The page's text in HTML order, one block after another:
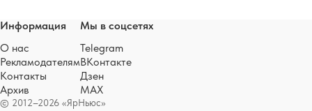
© 2012–2026 «ЯрНьюс»
Информация
О нас
Рекламодателям
Контакты
Архив
Мы в соцсетях
Telegram
ВКонтакте
Дзен
MAX